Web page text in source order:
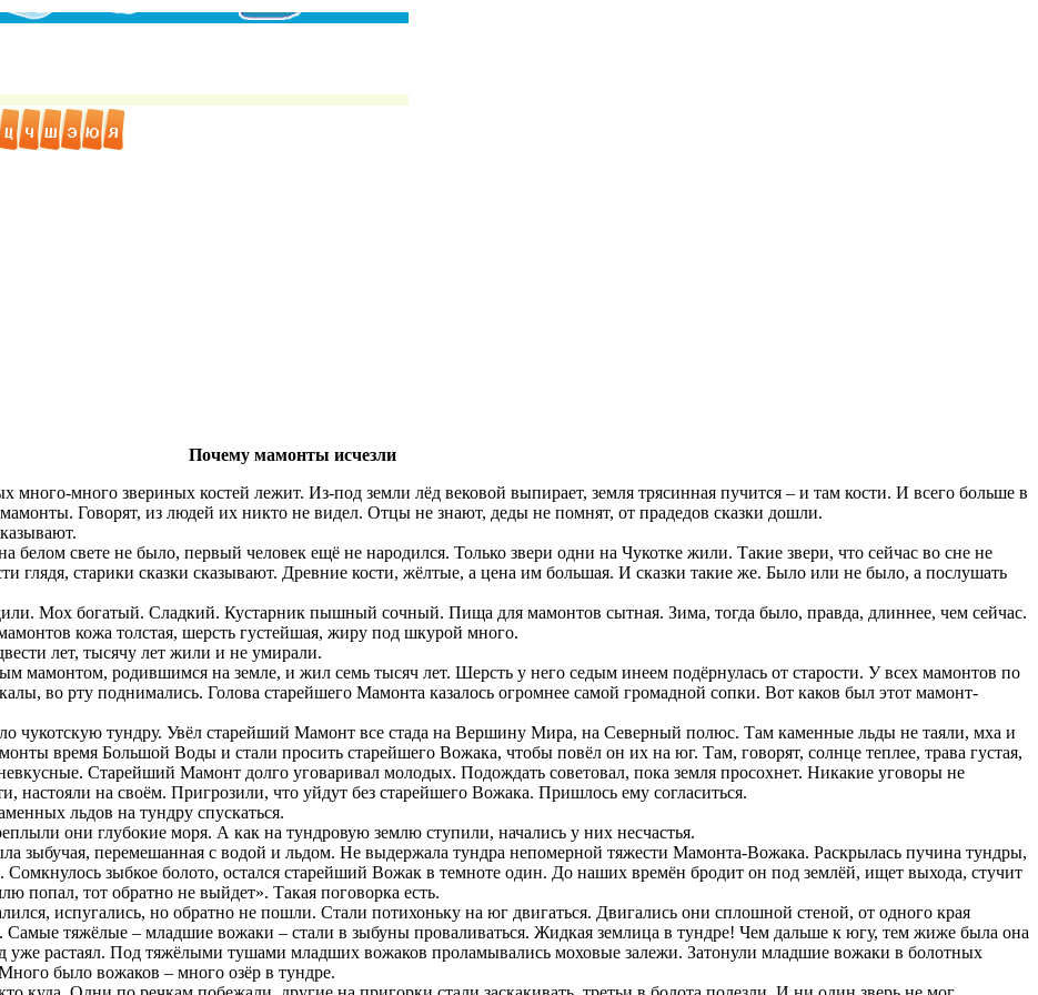
Почему мамонты исчезли
много-много звериных костей лежит. Из-под земли лёд вековой выпирает, земля трясинная пучится – и там кости. И всего больше в
Говорят, из людей их никто не видел. Отцы не знают, деды не помнят, от прадедов сказки дошли.
белом свете не было, первый человек ещё не народился. Только звери одни на Чукотке жили. Такие звери, что сейчас во сне не
глядя, старики сказки сказывают. Древние кости, жёлтые, а цена им большая. И сказки такие же. Было или не было, а послушать
Мох богатый. Сладкий. Кустарник пышный сочный. Пища для мамонтов сытная. Зима, тогда было, правда, длиннее, чем сейчас.
кожа толстая, шерсть густейшая, жиру под шкурой много.
лет, тысячу лет жили и не умирали.
родившимся на земле, и жил семь тысяч лет. Шерсть у него седым инеем подёрнулась от старости. У всех мамонтов по
во рту поднимались. Голова старейшего Мамонта казалось огромнее самой громадной сопки. Вот каков был этот мамонт-
чукотскую тундру. Увёл старейший Мамонт все стада на Вершину Мира, на Северный полюс. Там каменные льды не таяли, мха и
время Большой Воды и стали просить старейшего Вожака, чтобы повёл он их на юг. Там, говорят, солнце теплее, трава густая,
Старейший Мамонт долго уговаривал молодых. Подождать советовал, пока земля просохнет. Никакие уговоры не
настояли на своём. Пригрозили, что уйдут без старейшего Вожака. Пришлось ему согласиться.
льдов на тундру спускаться.
они глубокие моря. А как на тундровую землю ступили, начались у них несчастья.
зыбучая, перемешанная с водой и льдом. Не выдержала тундра непомерной тяжести Мамонта-Вожака. Раскрылась пучина тундры,
зыбкое болото, остался старейший Вожак в темноте один. До наших времён бродит он под землёй, ищет выхода, стучит
попал, тот обратно не выйдет». Такая поговорка есть.
испугались, но обратно не пошли. Стали потихоньку на юг двигаться. Двигались они сплошной стеной, от одного края
тяжёлые – младшие вожаки – стали в зыбуны проваливаться. Жидкая землица в тундре! Чем дальше к югу, тем жиже была она
уже растаял. Под тяжёлыми тушами младших вожаков проламывались моховые залежи. Затонули младшие вожаки в болотных
было вожаков – много озёр в тундре.